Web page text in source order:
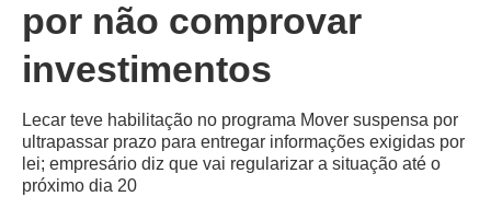
por não comprovar
investimentos
Lecar teve habilitação no programa Mover suspensa por
ultrapassar prazo para entregar informações exigidas por
lei; empresário diz que vai regularizar a situação até o
próximo dia 20